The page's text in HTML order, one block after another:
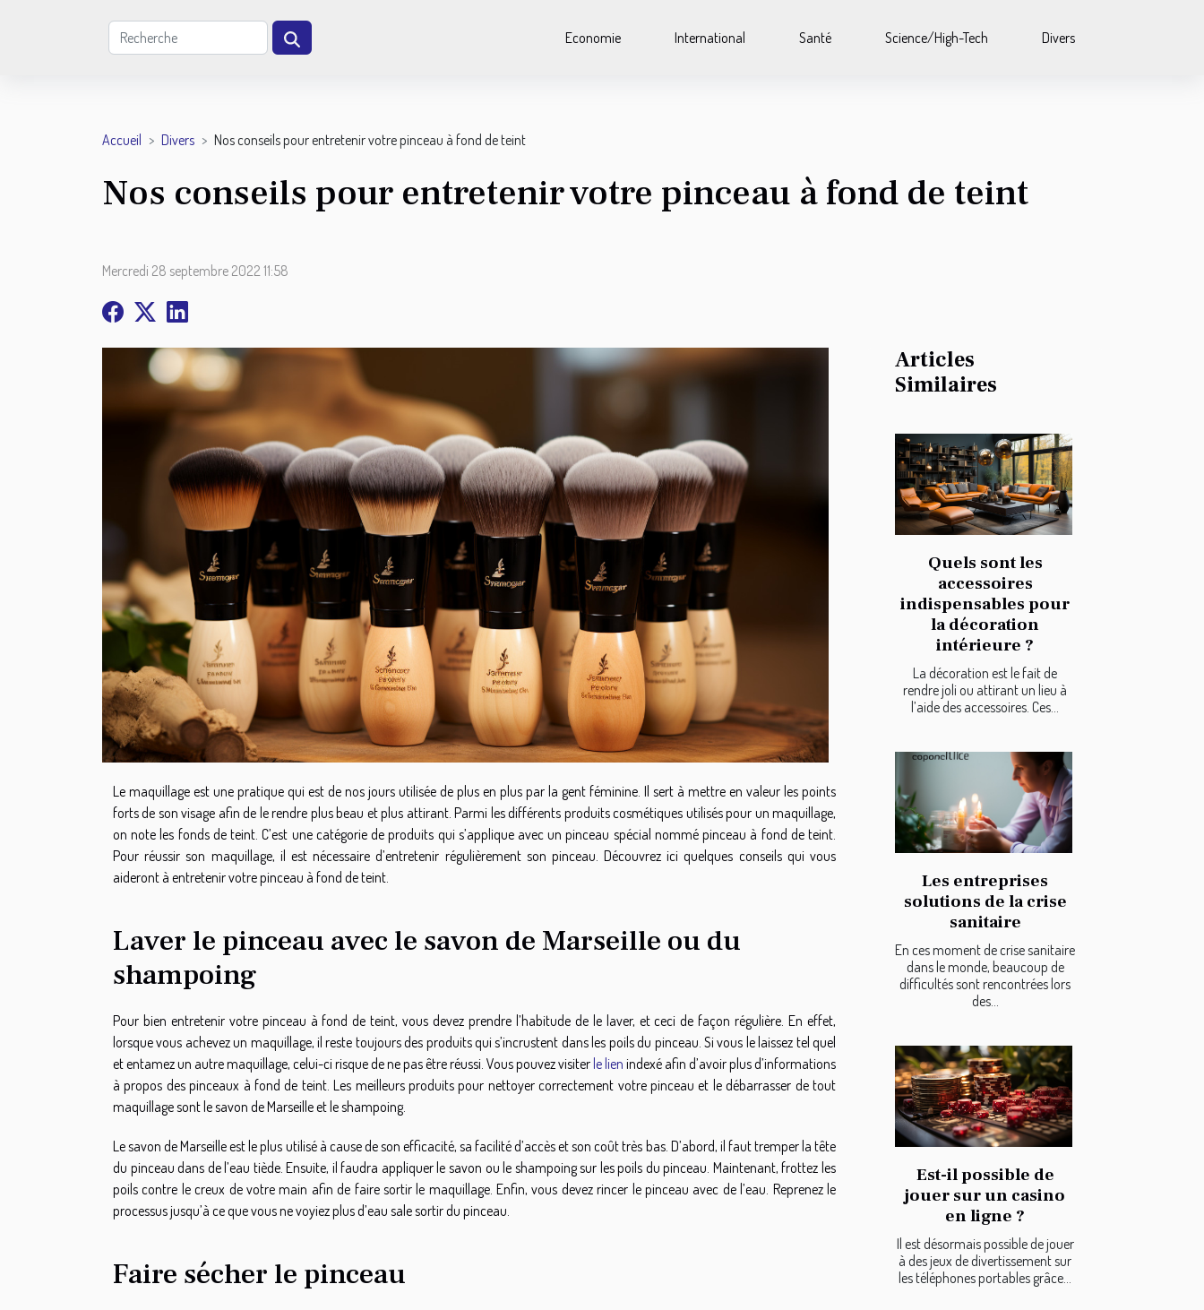
Economie International Santé Science/High-Tech Divers
Accueil Divers Nos conseils pour entretenir votre pinceau à fond de teint
Nos conseils pour entretenir votre pinceau à fond de teint
Mercredi 28 septembre 2022 11:58
Le maquillage est une pratique qui est de nos jours utilisée de plus en plus par la gent féminine. Il sert à mettre en valeur les points
forts de son visage afin de le rendre plus beau et plus attirant. Parmi les différents produits cosmétiques utilisés pour un maquillage,
on note les fonds de teint. C’est une catégorie de produits qui s’applique avec un pinceau spécial nommé pinceau à fond de teint.
Pour réussir son maquillage, il est nécessaire d’entretenir régulièrement son pinceau. Découvrez ici quelques conseils qui vous
aideront à entretenir votre pinceau à fond de teint.
Laver le pinceau avec le savon de Marseille ou du
shampoing
Pour bien entretenir votre pinceau à fond de teint, vous devez prendre l’habitude de le laver, et ceci de façon régulière. En effet,
lorsque vous achevez un maquillage, il reste toujours des produits qui s’incrustent dans les poils du pinceau. Si vous le laissez tel quel
et entamez un autre maquillage, celui-ci risque de ne pas être réussi. Vous pouvez visiter le lien indexé afin d’avoir plus d’informations
à propos des pinceaux à fond de teint. Les meilleurs produits pour nettoyer correctement votre pinceau et le débarrasser de tout
maquillage sont le savon de Marseille et le shampoing.
Le savon de Marseille est le plus utilisé à cause de son efficacité, sa facilité d’accès et son coût très bas. D’abord, il faut tremper la tête
du pinceau dans de l’eau tiède. Ensuite, il faudra appliquer le savon ou le shampoing sur les poils du pinceau. Maintenant, frottez les
poils contre le creux de votre main afin de faire sortir le maquillage. Enfin, vous devez rincer le pinceau avec de l’eau. Reprenez le
processus jusqu’à ce que vous ne voyiez plus d’eau sale sortir du pinceau.
Faire sécher le pinceau
Articles
Similaires
Quels sont les
accessoires
indispensables pour
la décoration
intérieure ?
La décoration est le fait de
rendre joli ou attirant un lieu à
l’aide des accessoires. Ces...
Les entreprises
solutions de la crise
sanitaire
En ces moment de crise sanitaire
dans le monde, beaucoup de
difficultés sont rencontrées lors
des...
Est-il possible de
jouer sur un casino
en ligne ?
Il est désormais possible de jouer
à des jeux de divertissement sur
les téléphones portables grâce...